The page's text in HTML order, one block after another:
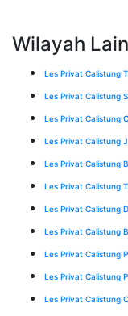
Wilayah
Les Privat Calistung
Les Privat Calistung
Les Privat Calistung
Les Privat Calistung
Les Privat Calistung
Les Privat Calistung
Les Privat Calistung
Les Privat Calistung
Les Privat Calistung
Les Privat Calistung
Les Privat Calistung